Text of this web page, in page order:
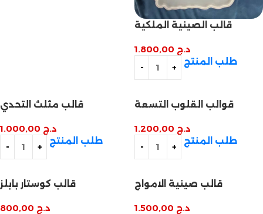
قالب الصينية الملكية
د.ج
طلب المنتج
قالب مثلث التحدي
د.ج
طلب المنتج
قوالب القلوب التسعة
د.ج
طلب المنتج
قالب كوستار بابلز
د.ج
قالب صينية الامواج
د.ج